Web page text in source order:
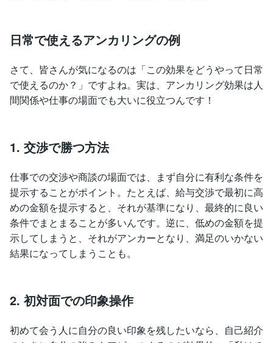
日常で使えるアンカリングの例
さて、皆さんが気になるのは「この効果をどうやって日常
で使えるのか？」ですよね。実は、アンカリング効果は人
間関係や仕事の場面でも大いに役立つんです！
1. 交渉で勝つ方法
仕事での交渉や商談の場面では、まず自分に有利な条件を
提示することがポイント。たとえば、給与交渉で最初に高
めの金額を提示すると、それが基準になり、最終的に良い
条件でまとまることが多いんです。逆に、低めの金額を提
示してしまうと、それがアンカーとなり、満足のいかない
結果になってしまうことも。
2. 初対面での印象操作
初めて会う人に自分の良い印象を残したいなら、自己紹介